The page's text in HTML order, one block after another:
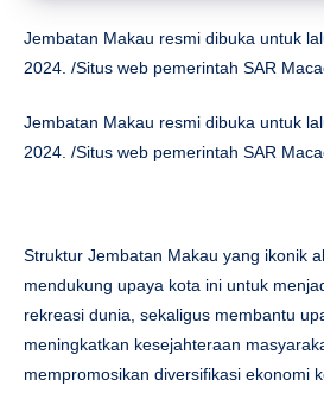
Jembatan Makau resmi dibuka untuk
2024. /Situs web pemerintah SAR
Jembatan Makau resmi dibuka untuk
2024. /Situs web pemerintah SAR
Struktur Jembatan Makau yang ikonik
mendukung upaya kota ini untuk
rekreasi dunia, sekaligus membantu
meningkatkan kesejahteraan
mempromosikan diversifikasi ekonomi